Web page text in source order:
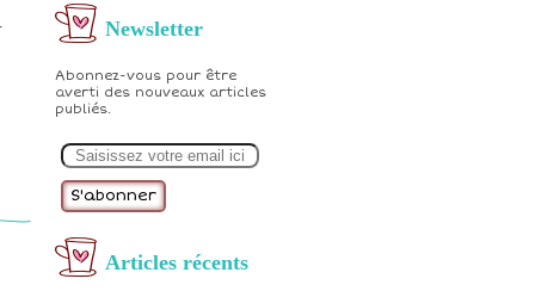
Newsletter
Abonnez-vous pour être
averti des nouveaux articles
publiés.
m
Articles récents